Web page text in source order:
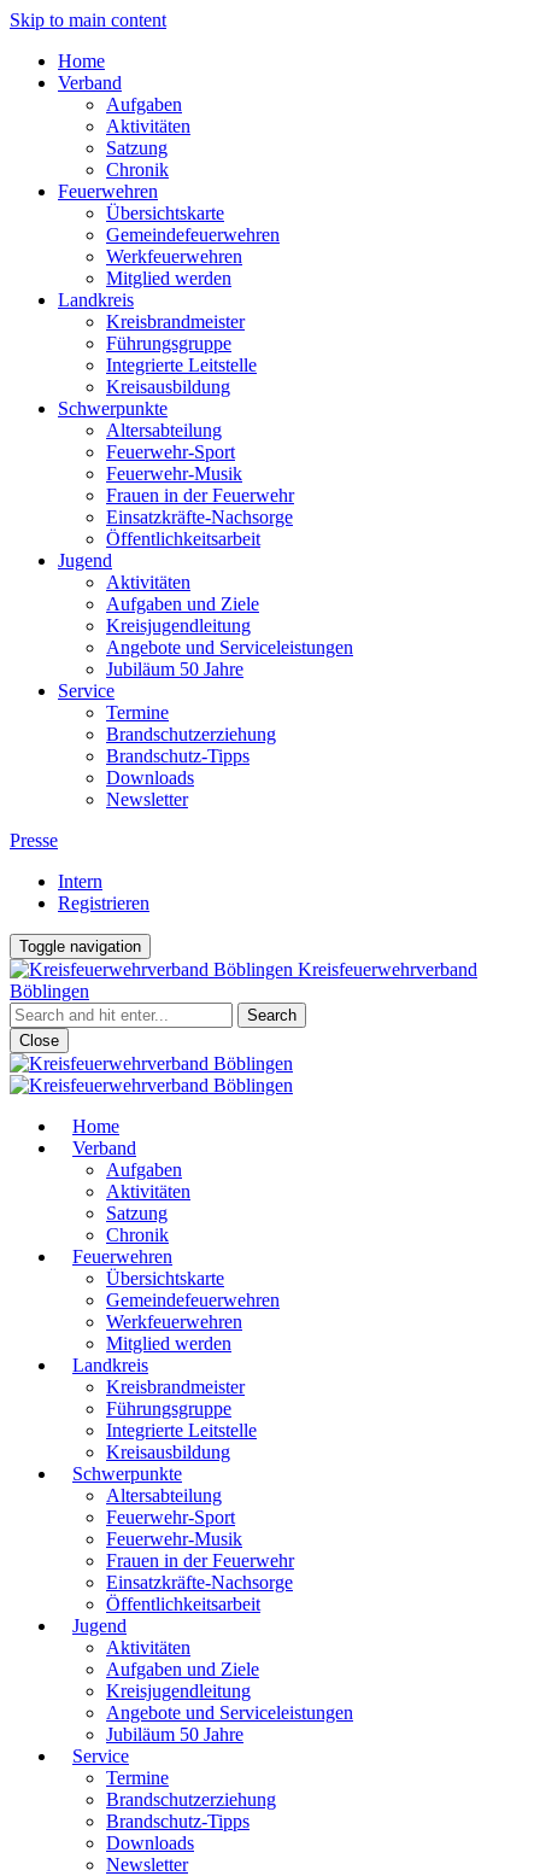
Skip to main content
Home
Verband
Aufgaben
Aktivitäten
Satzung
Chronik
Feuerwehren
Übersichtskarte
Gemeindefeuerwehren
Werkfeuerwehren
Mitglied werden
Landkreis
Kreisbrandmeister
Führungsgruppe
Integrierte Leitstelle
Kreisausbildung
Schwerpunkte
Altersabteilung
Feuerwehr-Sport
Feuerwehr-Musik
Frauen in der Feuerwehr
Einsatzkräfte-Nachsorge
Öffentlichkeitsarbeit
Jugend
Aktivitäten
Aufgaben und Ziele
Kreisjugendleitung
Angebote und Serviceleistungen
Jubiläum 50 Jahre
Service
Termine
Brandschutzerziehung
Brandschutz-Tipps
Downloads
Newsletter
Presse
Intern
Registrieren
Toggle navigation
Kreisfeuerwehrverband
Böblingen
Close
Home
Verband
Aufgaben
Aktivitäten
Satzung
Chronik
Feuerwehren
Übersichtskarte
Gemeindefeuerwehren
Werkfeuerwehren
Mitglied werden
Landkreis
Kreisbrandmeister
Führungsgruppe
Integrierte Leitstelle
Kreisausbildung
Schwerpunkte
Altersabteilung
Feuerwehr-Sport
Feuerwehr-Musik
Frauen in der Feuerwehr
Einsatzkräfte-Nachsorge
Öffentlichkeitsarbeit
Jugend
Aktivitäten
Aufgaben und Ziele
Kreisjugendleitung
Angebote und Serviceleistungen
Jubiläum 50 Jahre
Service
Termine
Brandschutzerziehung
Brandschutz-Tipps
Downloads
Newsletter